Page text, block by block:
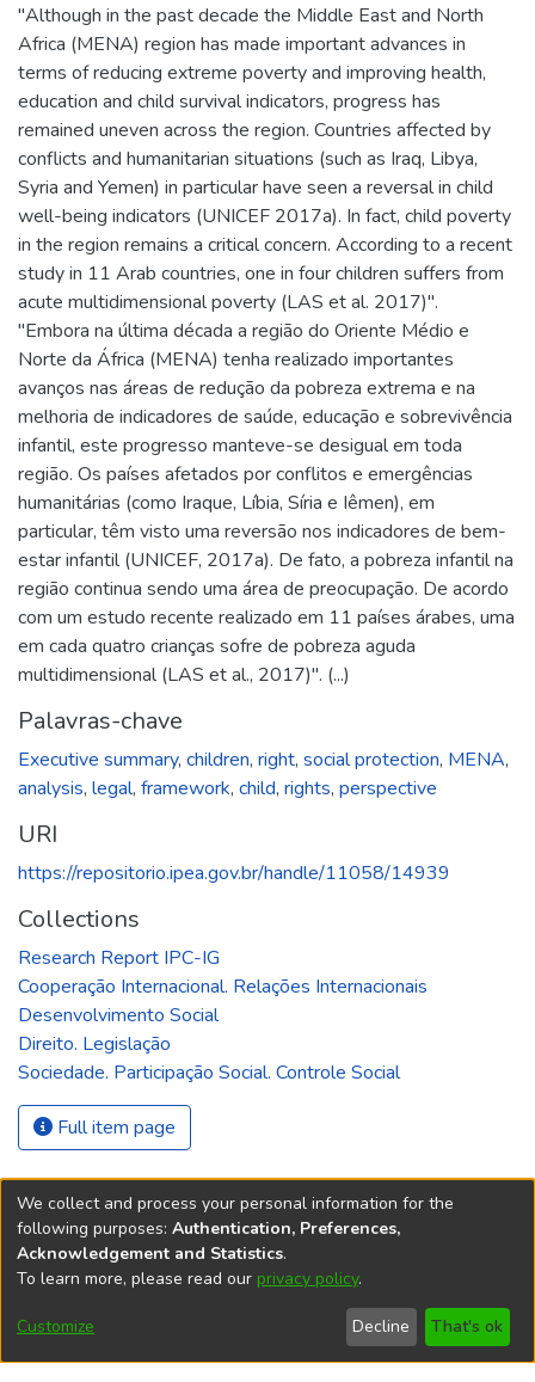
"Although in the past decade the Middle East and North
Africa (MENA) region has made important advances in
terms of reducing extreme poverty and improving health,
education and child survival indicators, progress has
remained uneven across the region. Countries affected by
conflicts and humanitarian situations (such as Iraq, Libya,
Syria and Yemen) in particular have seen a reversal in child
well-being indicators (UNICEF 2017a). In fact, child poverty
in the region remains a critical concern. According to a recent
study in 11 Arab countries, one in four children suffers from
acute multidimensional poverty (LAS et al. 2017)".
"Embora na última década a região do Oriente Médio e
Norte da África (MENA) tenha realizado importantes
avanços nas áreas de redução da pobreza extrema e na
melhoria de indicadores de saúde, educação e sobrevivência
infantil, este progresso manteve-se desigual em toda
região. Os países afetados por conflitos e emergências
humanitárias (como Iraque, Líbia, Síria e Iêmen), em
particular, têm visto uma reversão nos indicadores de bem-
estar infantil (UNICEF, 2017a). De fato, a pobreza infantil na
região continua sendo uma área de preocupação. De acordo
com um estudo recente realizado em 11 países árabes, uma
em cada quatro crianças sofre de pobreza aguda
multidimensional (LAS et al., 2017)". (...)
Palavras-chave
Executive summary, children, right, social protection, MENA,
analysis, legal, framework, child, rights, perspective
URI
https://repositorio.ipea.gov.br/handle/11058/14939
Collections
Research Report IPC-IG
Cooperação Internacional. Relações Internacionais
Desenvolvimento Social
Direito. Legislação
Sociedade. Participação Social. Controle Social
Full item page
REPOSITÓRIO DO
We collect and process your personal information for the
following purposes: Authentication, Preferences,
Acknowledgement and Statistics.
To learn more, please read our privacy policy.
Customize Decline That's ok